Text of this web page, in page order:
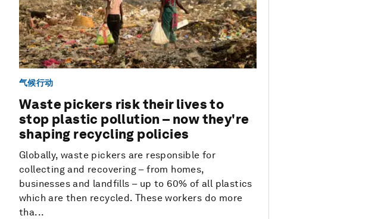
气候行动
Waste pickers risk their lives to
stop plastic pollution – now they're
shaping recycling policies
Globally, waste pickers are responsible for
collecting and recovering – from homes,
businesses and landfills – up to 60% of all plastics
which are then recycled. These workers do more
tha...